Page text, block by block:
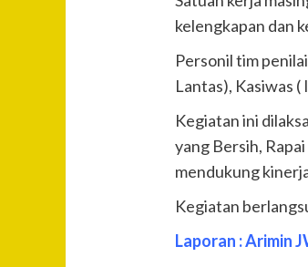
kelengkapan dan
Personil tim
Lantas), Kasiwas
Kegiatan ini
yang Bersih,
mendukung
Kegiatan
Laporan : Arimin